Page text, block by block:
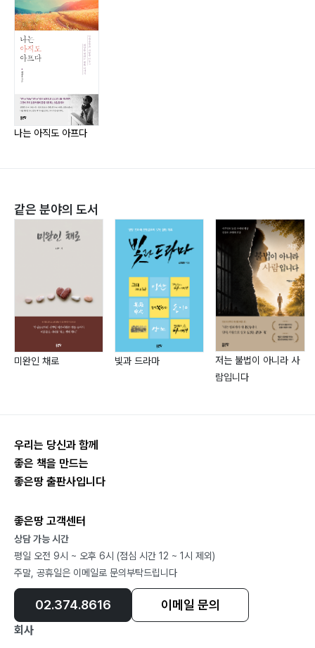
25. 험난한 세상살이에서 얻어진 아픔 ─ 99
26. 해골과 모래시계 이야기 ─ 103
27. 서로에게 축복이 충만하기를! ─ 106
28. 시한부 암 환자 위해 360㎞ 피자 배달한 청년 ─
109
29. 고 신성일 님! 폐암 투병생활 얼마나 힘드셨나요,
이제는 평안히 잠드소서! ─ 113
1. 암요양병원♡참발효 콜라보레이션 ─ 116
2. 암을 다스리려면 ‘믿음, 소망, 사랑’을! ─ 119
3. 면역력을 높이려면: 바른 자세와 체질에 맞는 식습관
4. 암 재발과 전이, 척추와 골반의 균형으로 막아 보자! ─
124
5. 고주파 온열암 치료에 대해 ─ 127
6. ‘잠’은 면역력을 높여 주는 보약! ─ 130
7. 내 체질에 맞는 삼시세끼 면역 밥상 ─ 134
3부 누가, 암 환우들의 생존권에 태클을 거는가?
1. 푸르덴셜생명보험을 고발합니다 ─ 144
3. 암 환우를 위협하는 보험사는 왜 존재하는가? ─ 151
4. 삼성생명은 참 비열하다 ─ 155
5. 동병상련(同病相憐), 보험금 지급 재신청합시다! ─
159
6. 치료비 삭감 조항? MG생명보험을 고발합니다 ─ 163
7. 사기행각 벌이는 손해사정인들 ─ 166
8. 누구를 위하여 종은 울리나? ─ 169
나는 아직도 아프다
같은 분야의 도서
미완인 채로 빛과 드라마
저는 불법이 아니라 사
람입니다
우리는 당신과 함께
좋은 책을 만드는
좋은땅 출판사입니다
좋은땅 고객센터
상담 가능 시간
평일 오전 9시 ~ 오후 6시 (점심 시간 12 ~ 1시 제외)
주말, 공휴일은 이메일로 문의부탁드립니다
02.374.8616 이메일 문의
회사